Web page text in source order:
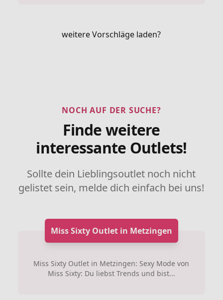
weitere Vorschläge laden?
NOCH AUF DER SUCHE?
Finde weitere
interessante Outlets!
Sollte dein Lieblingsoutlet noch nicht
gelistet sein, melde dich einfach bei uns!
Miss Sixty Outlet in Metzingen
Miss Sixty Outlet in Metzingen: Sexy Mode von
Miss Sixty: Du liebst Trends und bist...